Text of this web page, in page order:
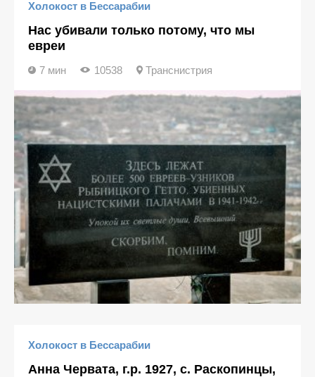
Холокост в Бессарабии
Нас убивали только потому, что мы
евреи
7 мин 10538 Транснистрия
Холокост в Бессарабии
Анна Червата, г.р. 1927, с. Раскопинцы,